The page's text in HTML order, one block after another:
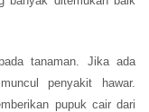
tanaman. Jika ada
penyakit hawar.
pupuk cair dari